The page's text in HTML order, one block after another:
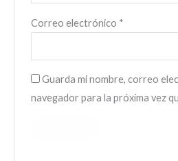
Correo electrónico *
Guarda mi nombre, correo
navegador para la próxima vez